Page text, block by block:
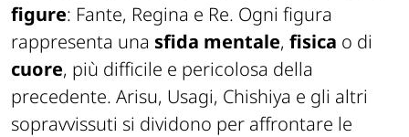
figure: Fante, Regina e Re. Ogni figura
rappresenta una sfida mentale, fisica o di
cuore, più difficile e pericolosa della
precedente. Arisu, Usagi, Chishiya e gli altri
sopravvissuti si dividono per affrontare le